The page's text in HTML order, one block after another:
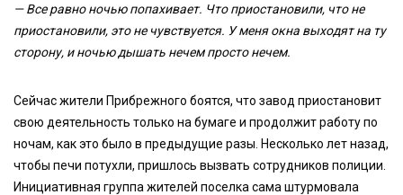
— Все равно ночью попахивает. Что приостановили, что не
приостановили, это не чувствуется. У меня окна выходят на ту
сторону, и ночью дышать нечем просто нечем.
Сейчас жители Прибрежного боятся, что завод приостановит
свою деятельность только на бумаге и продолжит работу по
ночам, как это было в предыдущие разы. Несколько лет назад,
чтобы печи потухли, пришлось вызвать сотрудников полиции.
Инициативная группа жителей поселка сама штурмовала